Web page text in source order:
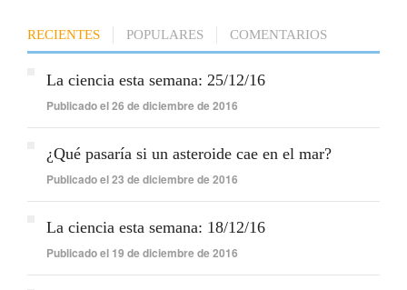
RECIENTES POPULARES COMENTARIOS
La ciencia esta semana: 25/12/16
Publicado el 26 de diciembre de 2016
¿Qué pasaría si un asteroide cae en el mar?
Publicado el 23 de diciembre de 2016
La ciencia esta semana: 18/12/16
Publicado el 19 de diciembre de 2016